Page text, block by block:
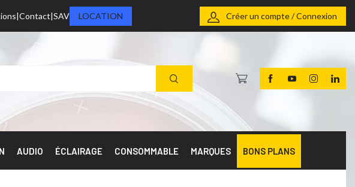
Contact SAV LOCATION Créer un compte / Connexion
AUDIO ÉCLAIRAGE CONSOMMABLE MARQUES BONS PLANS